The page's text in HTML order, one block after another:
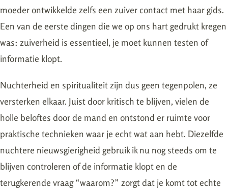
moeder ontwikkelde zelfs een zuiver contact met haar gids.
Een van de eerste dingen die we op ons hart gedrukt kregen
was: zuiverheid is essentieel, je moet kunnen testen of
informatie klopt.
Nuchterheid en spiritualiteit zijn dus geen tegenpolen, ze
versterken elkaar. Juist door kritisch te blijven, vielen de
holle beloftes door de mand en ontstond er ruimte voor
praktische technieken waar je echt wat aan hebt. Diezelfde
nuchtere nieuwsgierigheid gebruik ik nu nog steeds om te
blijven controleren of de informatie klopt en de
terugkerende vraag “waarom?” zorgt dat je komt tot echte